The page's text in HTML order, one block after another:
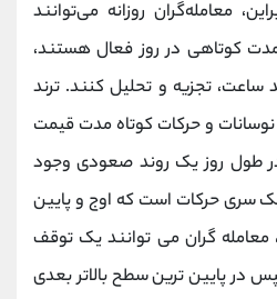
معامله‌گران روزانه می‌توانند
کوتاهی در روز فعال هستند،
ساعت، تجزیه و تحلیل کنند. ترند
نوسانات و حرکات کوتاه مدت قیمت
طول روز یک روند صعودی وجود
سری حرکات است که اوج و پایین
معامله گران می توانند یک توقف
در پایین ترین سطح بالاتر بعدی